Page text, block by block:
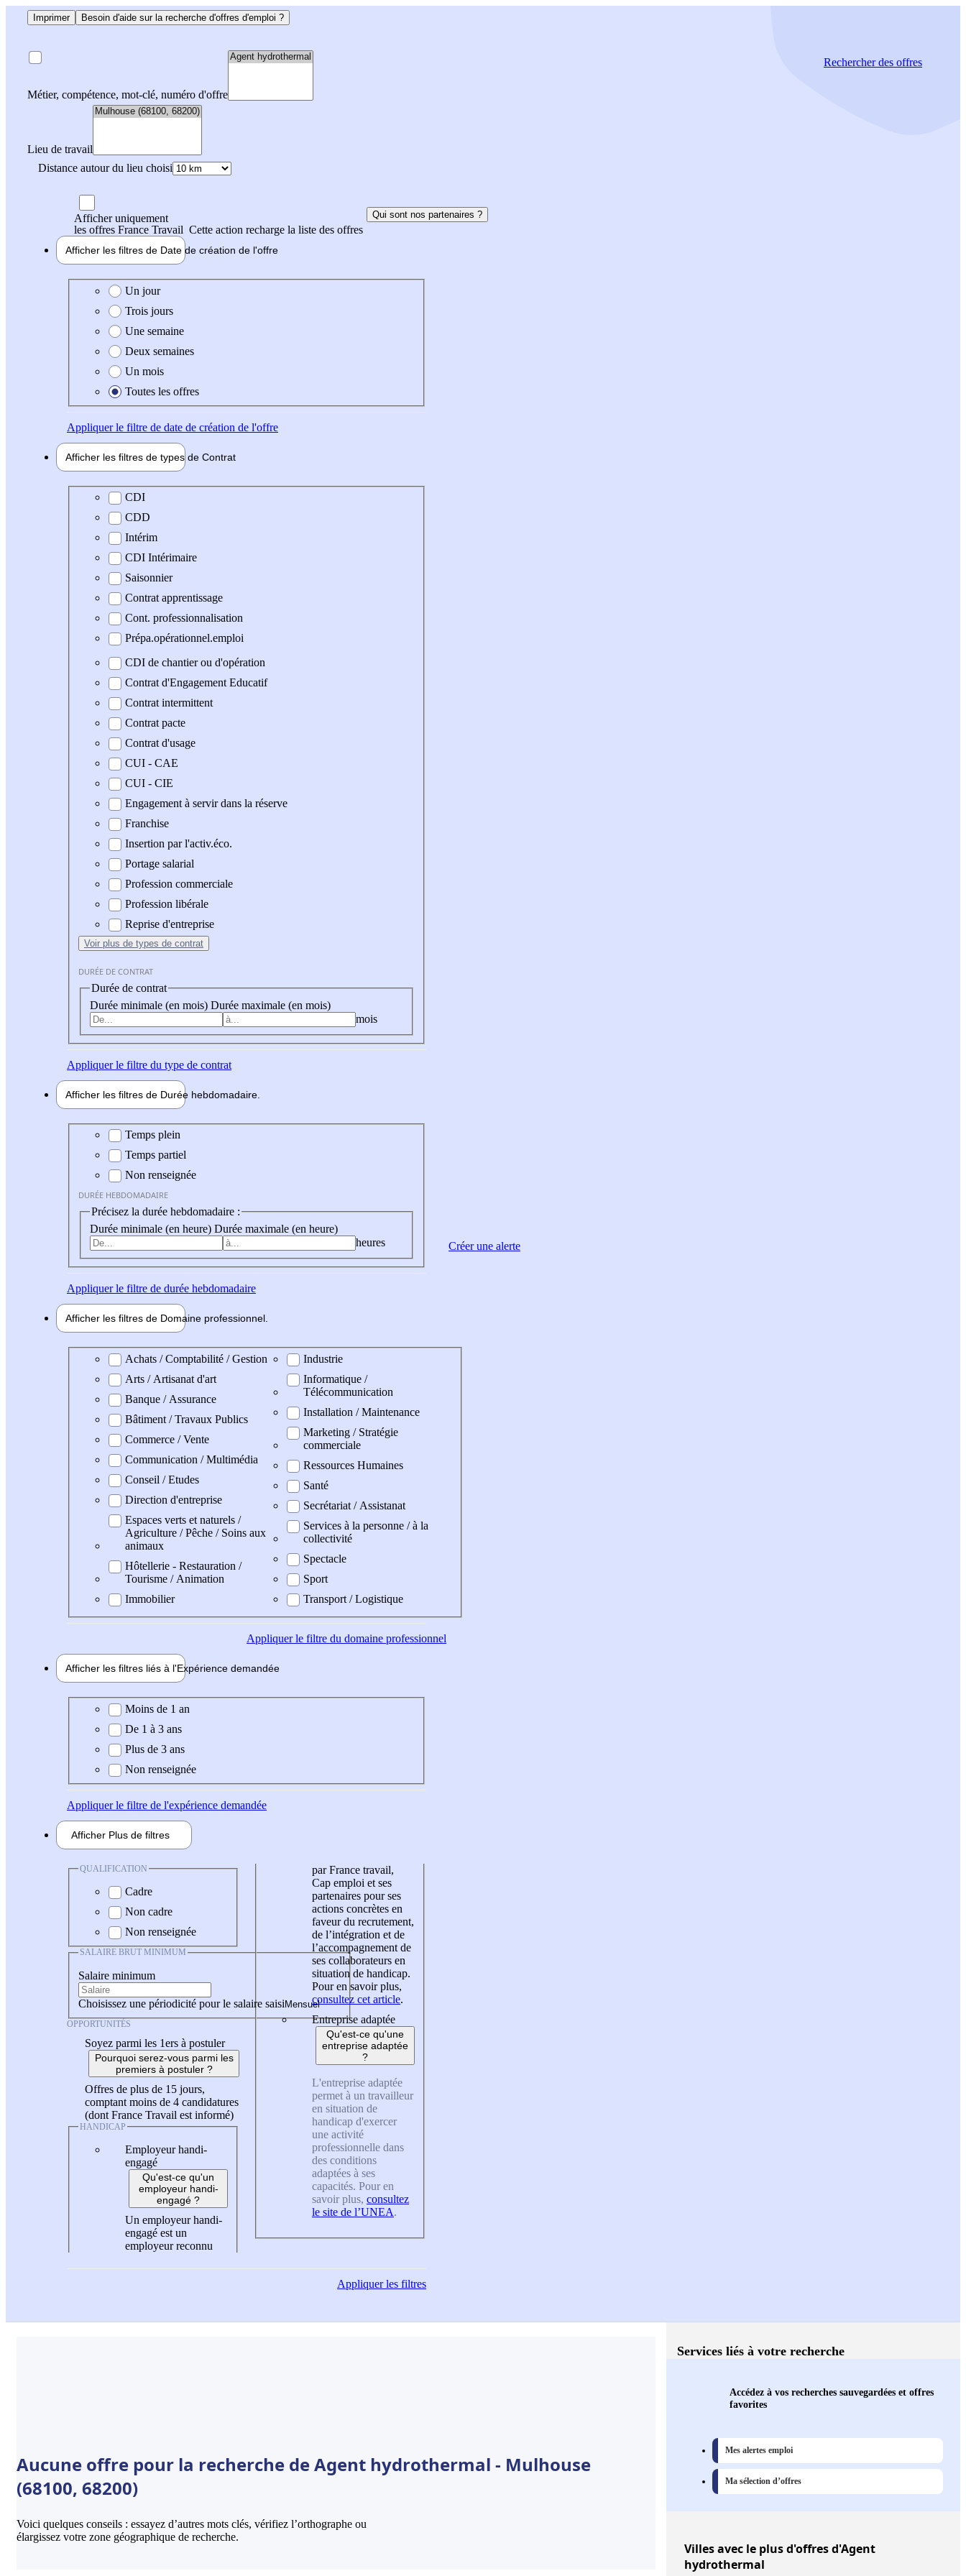
Imprimer Besoin d'aide sur la recherche d'offres d'emploi ?
Métier, compétence, mot-clé, numéro d'offre
Lieu de travail
Distance autour du lieu choisi
Rechercherdes offres
Afficher uniquement
les offres France Travail Cette action recharge la liste des offres
Qui sont nos partenaires ?
Afficher les filtres de Date de création de l'offre
Date de création de l'offre
Un jour
Trois jours
Une semaine
Deux semaines
Un mois
Toutes les offres
Appliquerle filtre de date de création de l'offre
Afficher les filtres de types de Contrat
Type de contrat
CDI
CDD
Intérim
CDI Intérimaire
Saisonnier
Contrat apprentissage
Cont. professionnalisation
Prépa.opérationnel.emploi
CDI de chantier ou d'opération
Contrat d'Engagement Educatif
Contrat intermittent
Contrat pacte
Contrat d'usage
CUI - CAE
CUI - CIE
Engagement à servir dans la réserve
Franchise
Insertion par l'activ.éco.
Portage salarial
Profession commerciale
Profession libérale
Reprise d'entreprise
Voir plus de types de contrat
DURÉE DE CONTRAT
Durée de contrat
Durée minimale (en mois) Durée maximale (en mois)
mois
Appliquerle filtre du type de contrat
Afficher les filtres de Durée hebdomadaire
Durée hebdomadaire
Temps plein
Temps partiel
Non renseignée
DURÉE HEBDOMADAIRE
Précisez la durée hebdomadaire :
Durée minimale (en heure) Durée maximale (en heure)
heures
Appliquerle filtre de durée hebdomadaire
Afficher les filtres de Domaine professionnel
Domaine professionel
Achats / Comptabilité / Gestion
Arts / Artisanat d'art
Banque / Assurance
Bâtiment / Travaux Publics
Commerce / Vente
Communication / Multimédia
Conseil / Etudes
Direction d'entreprise
Espaces verts et naturels /
Agriculture / Pêche / Soins aux
animaux
Hôtellerie - Restauration /
Tourisme / Animation
Immobilier
Industrie
Informatique /
Télécommunication
Installation / Maintenance
Marketing / Stratégie
commerciale
Ressources Humaines
Santé
Secrétariat / Assistanat
Services à la personne / à la
collectivité
Spectacle
Sport
Transport / Logistique
Appliquerle filtre du domaine professionnel
Afficher les filtres liés à l'Expérience demandée
Expérience demandée
Moins de 1 an
De 1 à 3 ans
Plus de 3 ans
Non renseignée
Appliquerle filtre de l'expérience demandée
Afficher Plus de filtres
QUALIFICATION
Cadre
Non cadre
Non renseignée
SALAIRE BRUT MINIMUM
Salaire minimum
Choisissez une périodicité pour le salaire saisi
OPPORTUNITÉS
Soyez parmi les 1ers à postuler
Pourquoi serez-vous parmi les
premiers à postuler ?
Offres de plus de 15 jours,
comptant moins de 4 candidatures
(dont France Travail est informé)
HANDICAP
Employeur handi-
engagé
Qu'est-ce qu'un
employeur handi-
engagé ?
Un employeur handi-
engagé est un
employeur reconnu
par France travail,
Cap emploi et ses
partenaires pour ses
actions concrètes en
faveur du recrutement,
de l’intégration et de
l’accompagnement de
ses collaborateurs en
situation de handicap.
Pour en savoir plus,
consultez cet article.
Entreprise adaptée
Qu'est-ce qu'une
entreprise adaptée
?
L'entreprise adaptée
permet à un travailleur
en situation de
handicap d'exercer
une activité
professionnelle dans
des conditions
adaptées à ses
capacités. Pour en
savoir plus, consultez
le site de l’UNEA.
Appliquerles filtres
Créer une alerte
Aucune offre pour la recherche de Agent hydrothermal - Mulhouse
(68100, 68200)
Voici quelques conseils : essayez d’autres mots clés, vérifiez l’orthographe ou
élargissez votre zone géographique de recherche.
Services liés à votre recherche
Accédez à vos recherches sauvegardées et offres
favorites
Mes alertes emploi
Ma sélection d’offres
Villesavec le plus d'offres d'Agent
hydrothermal